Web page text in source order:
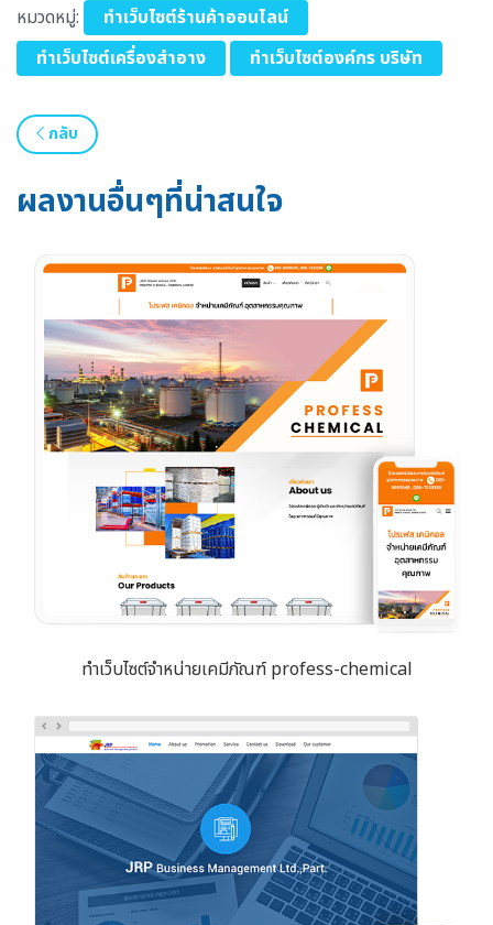
หมวดหมู่:
ทำเว็บไซต์ร้านค้าออนไลน์
ทำเว็บไซต์เครื่องสำอาง
ทำเว็บไซต์องค์กร บริษัท
กลับ
ผลงานอื่นๆที่น่าสนใจ
ทำเว็บไซต์จำหน่ายเคมีภัณฑ์ profess-chemical